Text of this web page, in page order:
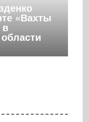
«Вахты
в